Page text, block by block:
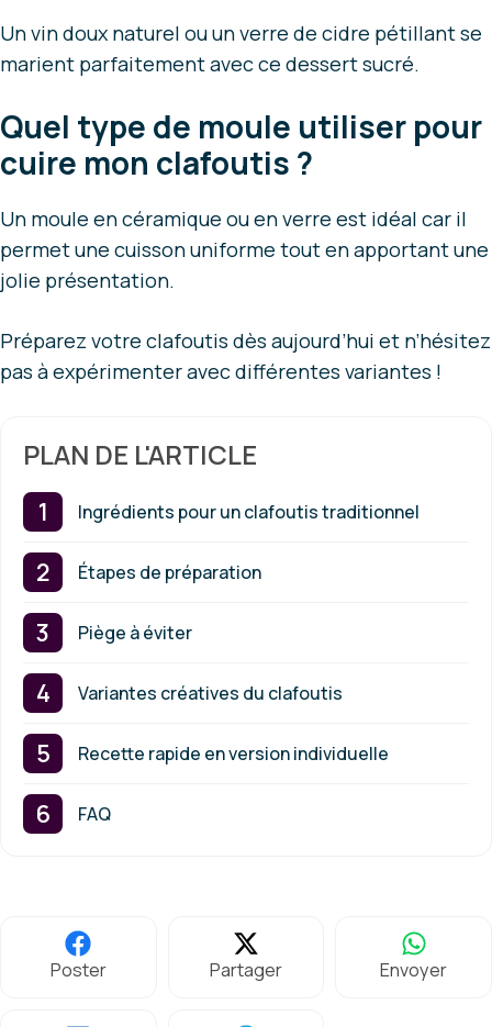
Un vin doux naturel ou un verre de cidre pétillant se
marient parfaitement avec ce dessert sucré.
Quel type de moule utiliser pour
cuire mon clafoutis ?
Un moule en céramique ou en verre est idéal car il
permet une cuisson uniforme tout en apportant une
jolie présentation.
Préparez votre clafoutis dès aujourd’hui et n’hésitez
pas à expérimenter avec différentes variantes !
PLAN DE L'ARTICLE
Ingrédients pour un clafoutis traditionnel
Étapes de préparation
Piège à éviter
Variantes créatives du clafoutis
Recette rapide en version individuelle
FAQ
Poster Partager Envoyer